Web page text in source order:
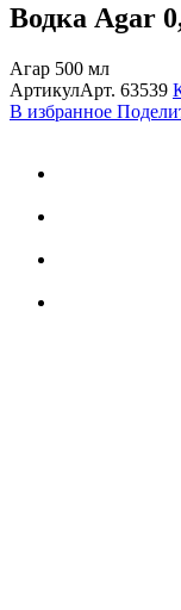
Водка Agar
Агар 500 мл
АртикулАрт. 63539
В избранное